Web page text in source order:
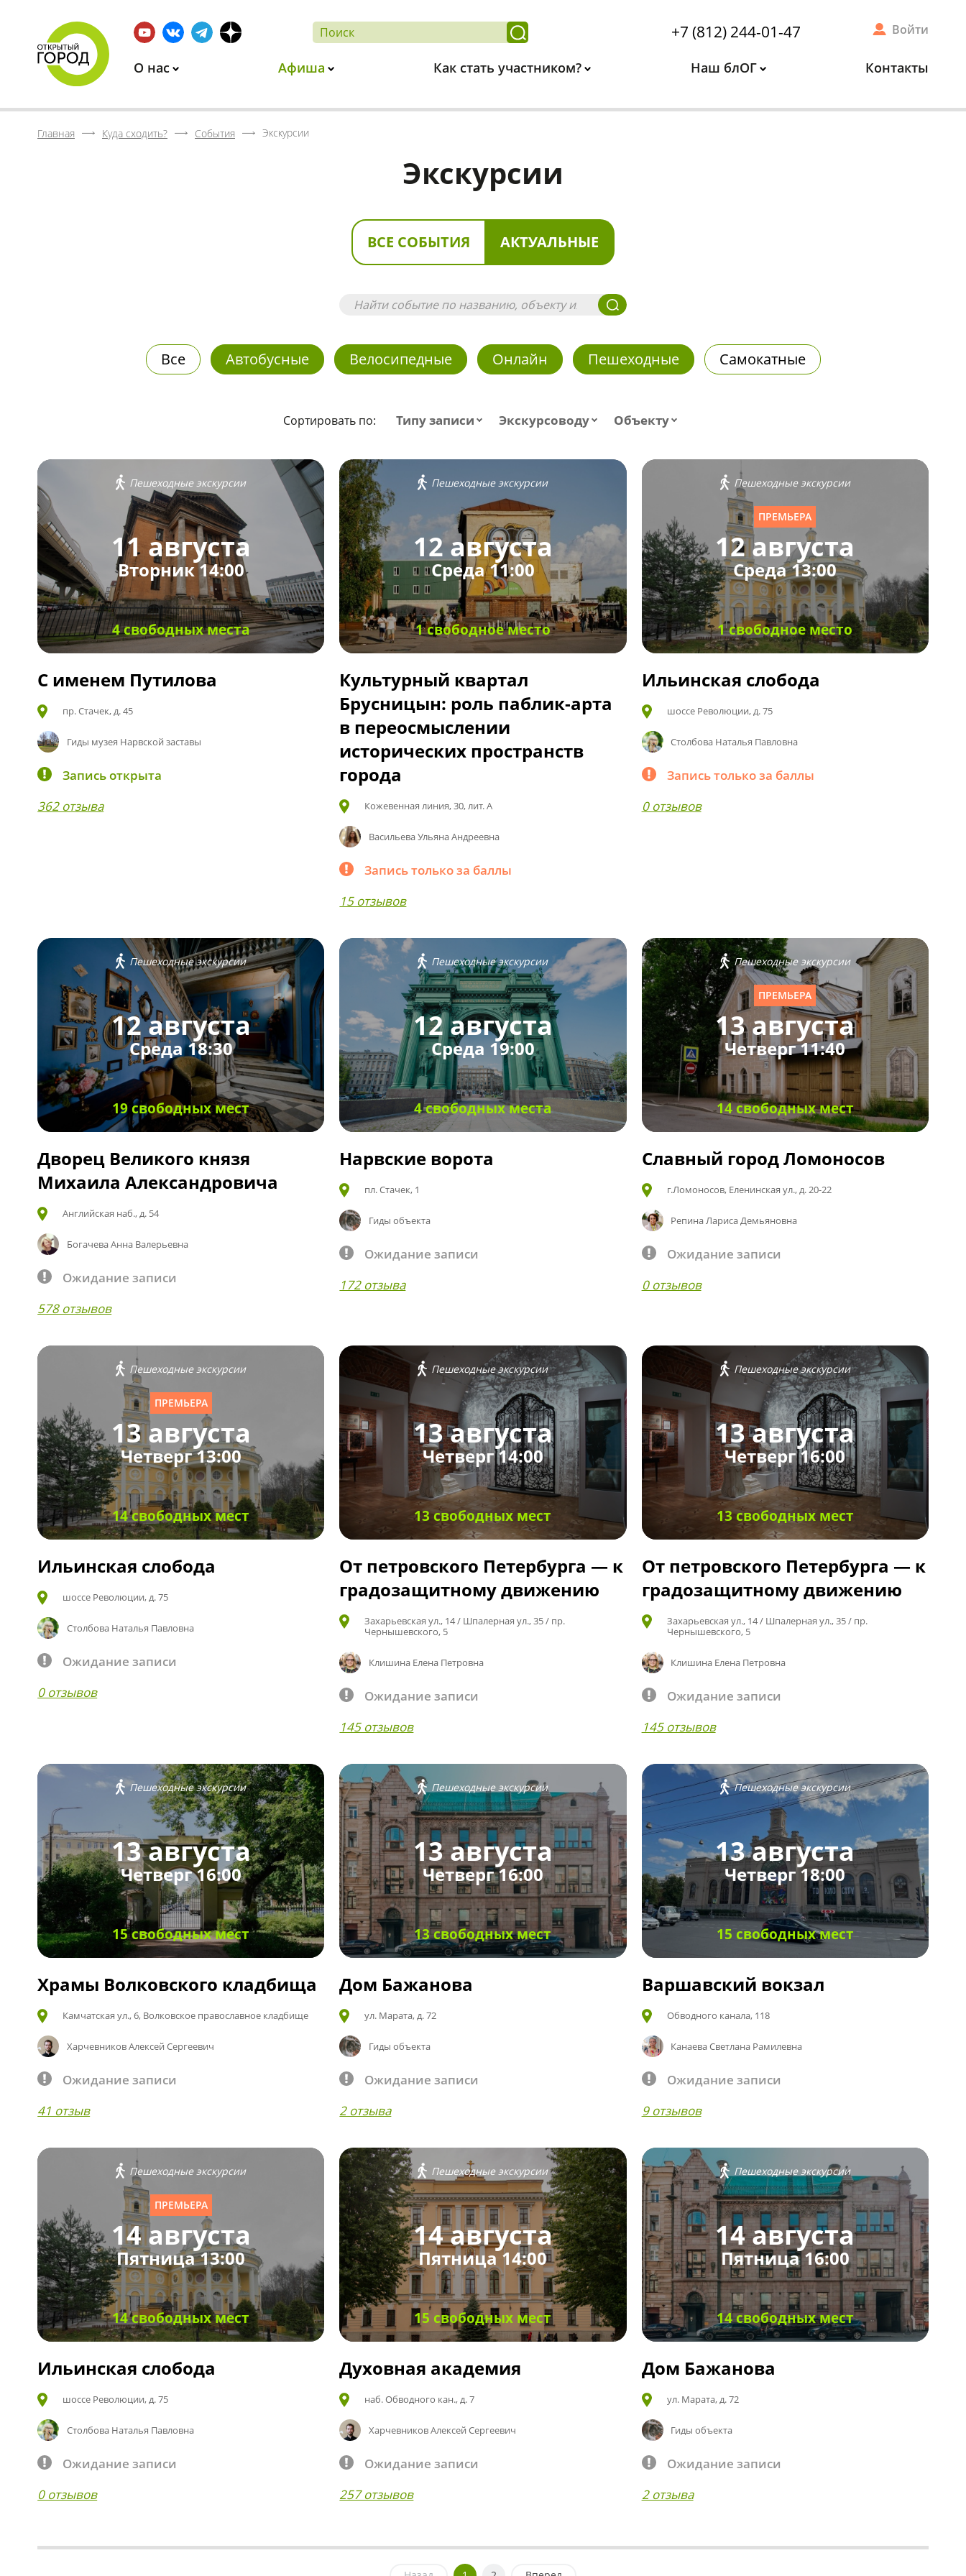
+7 (812) 244-01-47 Войти
О нас Афиша Как стать участником? Наш блОГ Контакты
Главная Куда сходить? События Экскурсии
Экскурсии
ВСЕ СОБЫТИЯ АКТУАЛЬНЫЕ
Все Автобусные Велосипедные Онлайн Пешеходные Самокатные
Сортировать по: Типу записи Экскурсоводу Объекту
Пешеходные экскурсии
11 августа
Вторник 14:00
4 свободных места
С именем Путилова
пр. Стачек, д. 45
Гиды музея Нарвской заставы
Запись открыта
362 отзыва
Пешеходные экскурсии
12 августа
Среда 11:00
1 свободное место
Культурный квартал
Брусницын: роль паблик-арта
в переосмыслении
исторических пространств
города
Кожевенная линия, 30, лит. А
Васильева Ульяна Андреевна
Запись только за баллы
15 отзывов
Пешеходные экскурсии
ПРЕМЬЕРА
12 августа
Среда 13:00
1 свободное место
Ильинская слобода
шоссе Революции, д. 75
Столбова Наталья Павловна
Запись только за баллы
0 отзывов
Пешеходные экскурсии
12 августа
Среда 18:30
19 свободных мест
Дворец Великого князя
Михаила Александровича
Английская наб., д. 54
Богачева Анна Валерьевна
Ожидание записи
578 отзывов
Пешеходные экскурсии
12 августа
Среда 19:00
4 свободных места
Нарвские ворота
пл. Стачек, 1
Гиды объекта
Ожидание записи
172 отзыва
Пешеходные экскурсии
ПРЕМЬЕРА
13 августа
Четверг 11:40
14 свободных мест
Славный город Ломоносов
г.Ломоносов, Еленинская ул., д. 20-22
Репина Лариса Демьяновна
Ожидание записи
0 отзывов
Пешеходные экскурсии
ПРЕМЬЕРА
13 августа
Четверг 13:00
14 свободных мест
Ильинская слобода
шоссе Революции, д. 75
Столбова Наталья Павловна
Ожидание записи
0 отзывов
Пешеходные экскурсии
13 августа
Четверг 14:00
13 свободных мест
От петровского Петербурга — к
градозащитному движению
Захарьевская ул., 14 / Шпалерная ул., 35 / пр.
Чернышевского, 5
Клишина Елена Петровна
Ожидание записи
145 отзывов
Пешеходные экскурсии
13 августа
Четверг 16:00
13 свободных мест
От петровского Петербурга — к
градозащитному движению
Захарьевская ул., 14 / Шпалерная ул., 35 / пр.
Чернышевского, 5
Клишина Елена Петровна
Ожидание записи
145 отзывов
Пешеходные экскурсии
13 августа
Четверг 16:00
15 свободных мест
Храмы Волковского кладбища
Камчатская ул., 6, Волковское православное кладбище
Харчевников Алексей Сергеевич
Ожидание записи
41 отзыв
Пешеходные экскурсии
13 августа
Четверг 16:00
13 свободных мест
Дом Бажанова
ул. Марата, д. 72
Гиды объекта
Ожидание записи
2 отзыва
Пешеходные экскурсии
13 августа
Четверг 18:00
15 свободных мест
Варшавский вокзал
Обводного канала, 118
Канаева Светлана Рамилевна
Ожидание записи
9 отзывов
Пешеходные экскурсии
ПРЕМЬЕРА
14 августа
Пятница 13:00
14 свободных мест
Ильинская слобода
шоссе Революции, д. 75
Столбова Наталья Павловна
Ожидание записи
0 отзывов
Пешеходные экскурсии
14 августа
Пятница 14:00
15 свободных мест
Духовная академия
наб. Обводного кан., д. 7
Харчевников Алексей Сергеевич
Ожидание записи
257 отзывов
Пешеходные экскурсии
14 августа
Пятница 16:00
14 свободных мест
Дом Бажанова
ул. Марата, д. 72
Гиды объекта
Ожидание записи
2 отзыва